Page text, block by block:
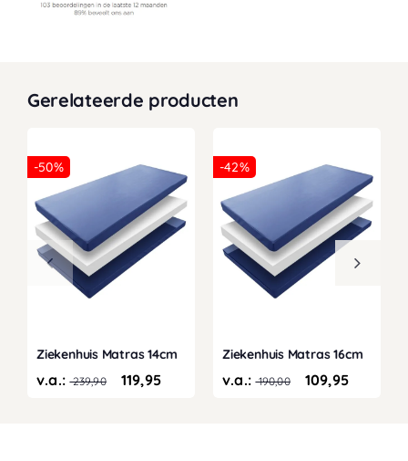
Gerelateerde producten
-50%
Ziekenhuis Matras 14cm
v.a.:239,90 119,95
-42%
Ziekenhuis Matras 16cm
v.a.:190,00 109,95